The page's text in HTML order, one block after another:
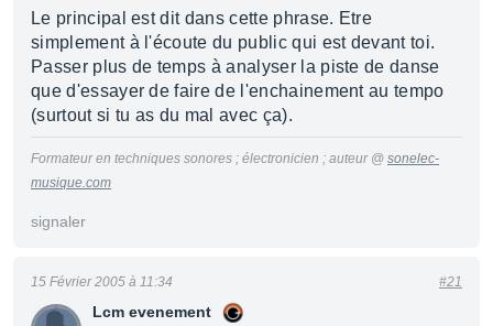
Le principal est dit dans cette phrase. Etre
simplement à l'écoute du public qui est devant toi.
Passer plus de temps à analyser la piste de danse
que d'essayer de faire de l'enchainement au tempo
(surtout si tu as du mal avec ça).
Formateur en techniques sonores ; électronicien ; auteur @ sonelec-
musique.com
signaler
Lcm evenement
15 Février 2005 à 11:34 #21